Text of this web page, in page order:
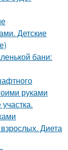
Детские
бани:
руками
Диета